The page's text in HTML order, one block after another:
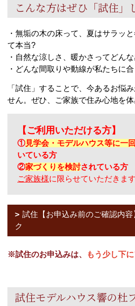
こんな方はぜひ「試住」
・無垢の木の床って、夏はサラッ
て本当?
・自然な涼しさ、暖かさってどん
・どんな間取りや動線が私たちに
「試住」することで、今あるお悩
せん。ぜひ、ご家族で住み心地を体
【ご利用いただける方】
①見学会・モデルハウス等に一
いている方
②家づくりを検討されている方
ご家族様に限らせていただきます
試住【お申込み前のご確認内
ク
※試住のお申込みは、 もう少し下
試住モデルハウス響の杜